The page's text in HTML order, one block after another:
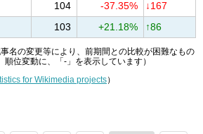
104 -37.35%
↓167
103 +21.18% ↑86
名の変更等により、前期間との比較が困難なもの
位変動に、「-」を表示しています）
for Wikimedia projects）